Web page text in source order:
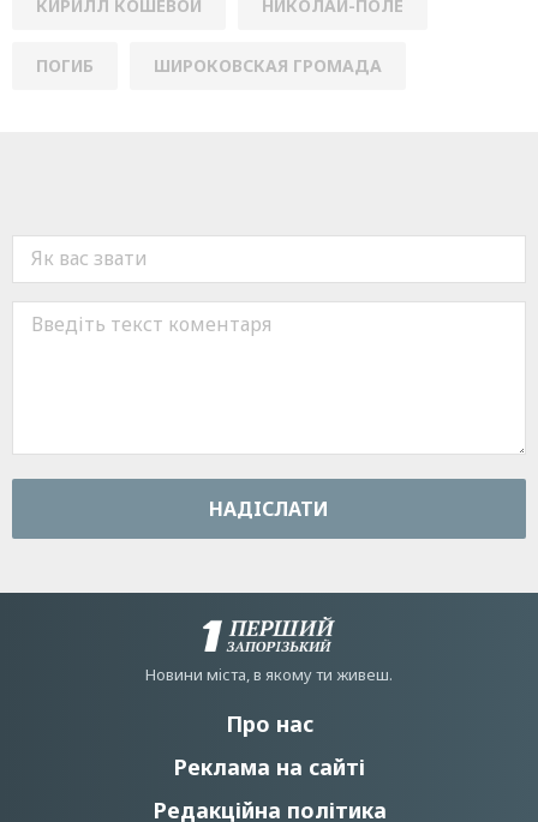
КИРИЛЛ КОШЕВОЙ НИКОЛАЙ-ПОЛЕ
ПОГИБ ШИРОКОВСКАЯ ГРОМАДА
НАДIСЛАТИ
Новини мiста, в якому ти живеш.
Про нас
Реклама на сайті
Редакційна політика